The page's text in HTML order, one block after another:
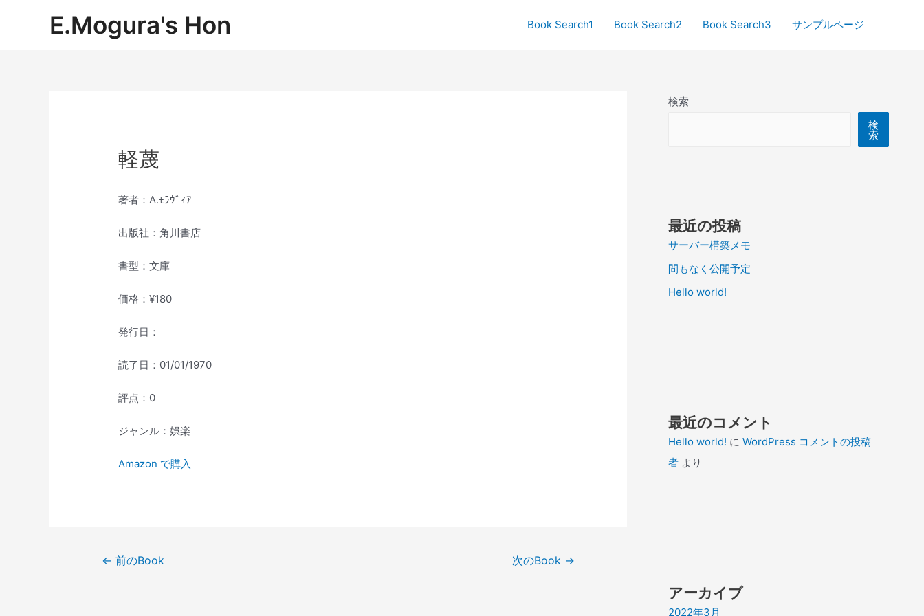
E.Mogura's Hon Book Search1 Book Search2 Book Search3 サンプルページ
軽蔑
著者：A.ﾓﾗｳﾞｨｱ
出版社：角川書店
書型：文庫
価格：¥180
発行日：
読了日：01/01/1970
評点：0
ジャンル：娯楽
Amazon で購入
← 前のBook 次のBook →
検索
検
索
最近の投稿
サーバー構築メモ
間もなく公開予定
Hello world!
最近のコメント
Hello world! に WordPress コメントの投稿
者 より
アーカイブ
2022年3月